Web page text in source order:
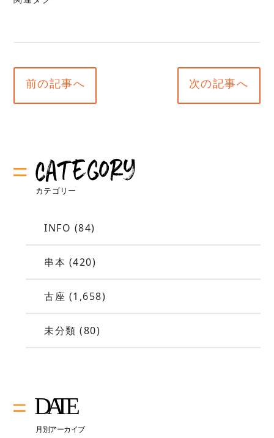
前の記事へ 次の記事へ
INFO (84)
串本 (420)
古座 (1,658)
未分類 (80)